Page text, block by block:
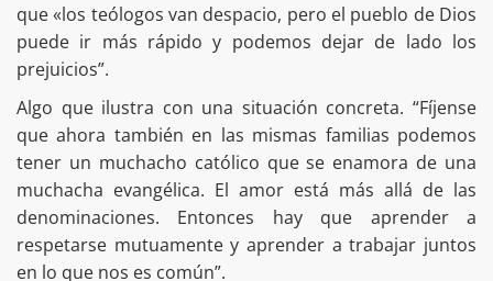
que «los teólogos van despacio, pero el pueblo de Dios
puede ir más rápido y podemos dejar de lado los
prejuicios”.
Algo que ilustra con una situación concreta. “Fíjense
que ahora también en las mismas familias podemos
tener un muchacho católico que se enamora de una
muchacha evangélica. El amor está más allá de las
denominaciones. Entonces hay que aprender a
respetarse mutuamente y aprender a trabajar juntos
en lo que nos es común”.